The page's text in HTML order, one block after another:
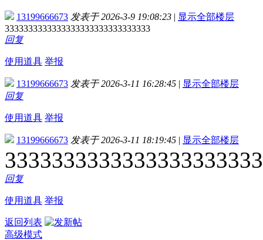
13199666673 发表于 2026-3-9 19:08:23 | 显示全部楼层
3333333333333333333333333333333
回复
使用道具 举报
13199666673 发表于 2026-3-11 16:28:45 | 显示全部楼层
回复
使用道具 举报
13199666673 发表于 2026-3-11 18:19:45 | 显示全部楼层
回复
使用道具 举报
返回列表
高级模式